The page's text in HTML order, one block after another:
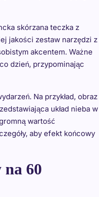
skórzana teczka z
jakości zestaw narzędzi z
akcentem. Ważne
dzień, przypominając
Na przykład, obraz
układ nieba w
wartość
aby efekt końcowy
60